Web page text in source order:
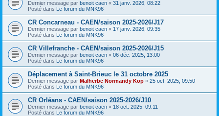
Dernier message par benoit caen « 31 janv. 2026, 08:22
Posté dans Le forum du MNK96
CR Concarneau - CAEN/saison 2025-2026/J17
Dernier message par benoit caen « 17 janv. 2026, 09:35
Posté dans Le forum du MNK96
CR Villefranche - CAEN/saison 2025-2026/J15
Dernier message par benoit caen « 06 déc. 2025, 13:00
Posté dans Le forum du MNK96
Déplacement à Saint-Brieuc le 31 octobre 2025
Dernier message par Malherbe Normandy Kop « 25 oct. 2025, 09:50
Posté dans Le forum du MNK96
CR Orléans - CAEN/saison 2025-2026/J10
Dernier message par benoit caen « 18 oct. 2025, 09:11
Posté dans Le forum du MNK96